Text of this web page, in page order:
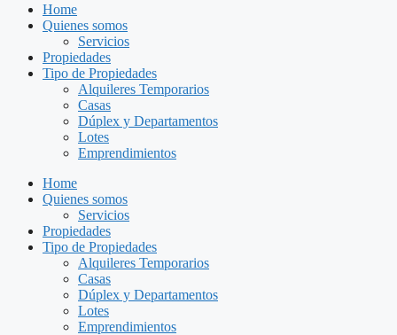
Home
Quienes somos
Servicios
Propiedades
Tipo de Propiedades
Alquileres Temporarios
Casas
Dúplex y Departamentos
Lotes
Emprendimientos
Home
Quienes somos
Servicios
Propiedades
Tipo de Propiedades
Alquileres Temporarios
Casas
Dúplex y Departamentos
Lotes
Emprendimientos